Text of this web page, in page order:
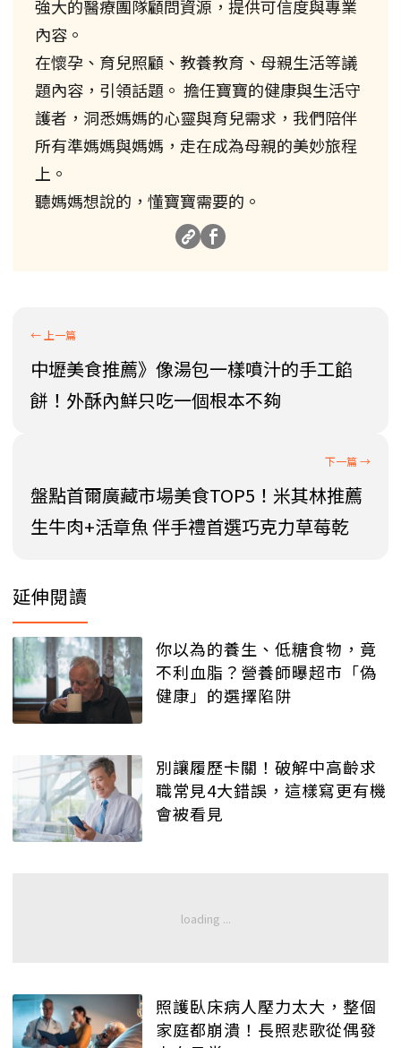
強大的醫療團隊顧問資源，提供可信度與專業
內容。
在懷孕、育兒照顧、教養教育、母親生活等議
題內容，引領話題。 擔任寶寶的健康與生活守
護者，洞悉媽媽的心靈與育兒需求，我們陪伴
所有準媽媽與媽媽，走在成為母親的美妙旅程
上。
聽媽媽想說的，懂寶寶需要的。
中壢美食推薦》像湯包一樣噴汁的手工餡
餅！外酥內鮮只吃一個根本不夠
盤點首爾廣藏市場美食TOP5！米其林推薦
生牛肉+活章魚 伴手禮首選巧克力草莓乾
延伸閱讀
你以為的養生、低糖食物，竟
不利血脂？營養師曝超市「偽
健康」的選擇陷阱
別讓履歷卡關！破解中高齡求
職常見4大錯誤，這樣寫更有機
會被看見
照護臥床病人壓力太大，整個
家庭都崩潰！長照悲歌從偶發